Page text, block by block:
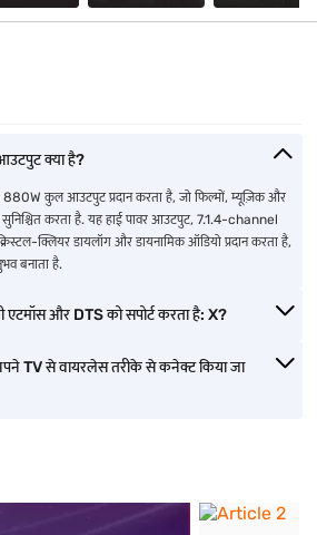
क्या है?
कुल आउटपुट प्रदान करता है, जो फिल्मों, म्यूज़िक और
सुनिश्चित करता है. यह हाई पावर आउटपुट, 7.1.4-channel
क्लियर डायलॉग और डायनामिक ऑडियो प्रदान करता है,
बनाता है.
और DTS को सपोर्ट करता है: X?
TV से वायरलेस तरीके से कनेक्ट किया जा